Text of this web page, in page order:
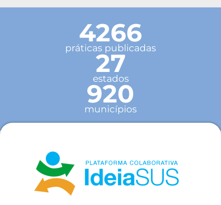
4266
práticas publicadas
27
estados
920
municípios